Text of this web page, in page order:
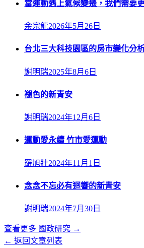
當運動遇上氣候變遷，我們需要
余宗龍2026年5月26日
台北三大科技園區的房市變化分
謝明瑞2025年8月6日
褪色的新青安
謝明瑞2024年12月6日
運動愛永續 竹市愛運動
羅旭壯2024年11月1日
念念不忘必有迴響的新青安
謝明瑞2024年7月30日
查看更多 國政研究 →
← 返回文章列表